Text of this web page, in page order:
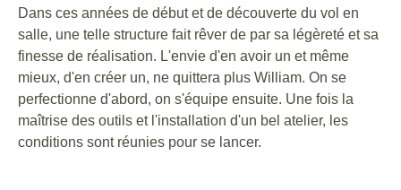
Dans ces années de début et de découverte du vol en
salle, une telle structure fait rêver de par sa légèreté et sa
finesse de réalisation. L'envie d'en avoir un et même
mieux, d'en créer un, ne quittera plus William. On se
perfectionne d'abord, on s'équipe ensuite. Une fois la
maîtrise des outils et l'installation d'un bel atelier, les
conditions sont réunies pour se lancer.